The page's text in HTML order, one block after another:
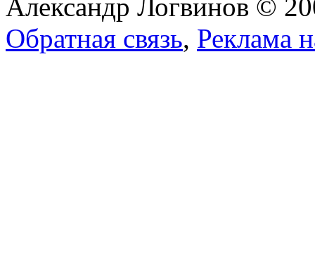
Александр Логвинов ©
Обратная связь, Реклама